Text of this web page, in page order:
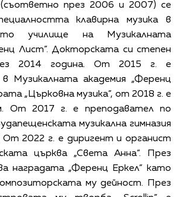
(съответно през 2006 и 2007) се
клавирна музика в
училище на Музикалната
Лист”. Докторската си степен
2014 година. От 2015 г. е
Музикалната академия „Ференц
„Църковна музика”, от 2018 г. е
От 2017 г. е преподавател по
музикална гимназия
От 2022 г. е диригент и органист
църква „Света Анна“. През
наградата „Ференц Еркел” като
му дейност. През